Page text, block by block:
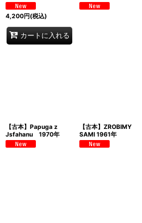
4,200円(税込)
カートに入れる
【古本】Papuga z
Jsfahanu 1970年
【古本】ZROBIMY
SAMI 1961年